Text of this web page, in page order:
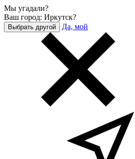
Мы угадали?
Ваш город: Иркутск?
Выбрать другой Да, мой